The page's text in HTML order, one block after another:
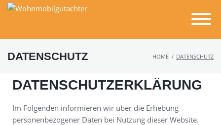
DATENSCHUTZ HOME / DATENSCHUTZ
DATENSCHUTZERKLÄRUNG
Im Folgenden informieren wir über die Erhebung
personenbezogener Daten bei Nutzung dieser Website.